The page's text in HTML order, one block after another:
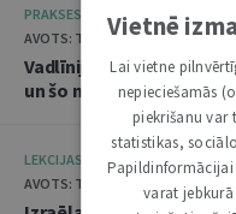
PRAKSES MATERIĀLI
AVOTS: TIESĪBSARGA BIROJS,
Vadlīnijas
un šo materiālu
LEKCIJAS
AVOTS: TIESLIETU AKADĒMIJA,
Vietnē
Lai vietne
nepieciešamās
piekrišanu var
statistikas,
varat